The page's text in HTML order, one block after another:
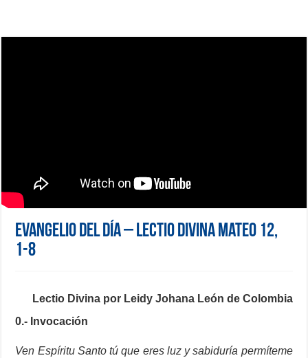
Evangelio del día – Lectio Divina Mateo 12,
1-8
Lectio Divina por Leidy Johana León de Colombia
0.- Invocación
Ven Espíritu Santo tú que eres luz y sabiduría permíteme